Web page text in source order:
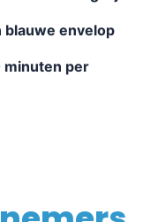
blauwe envelop
minuten per